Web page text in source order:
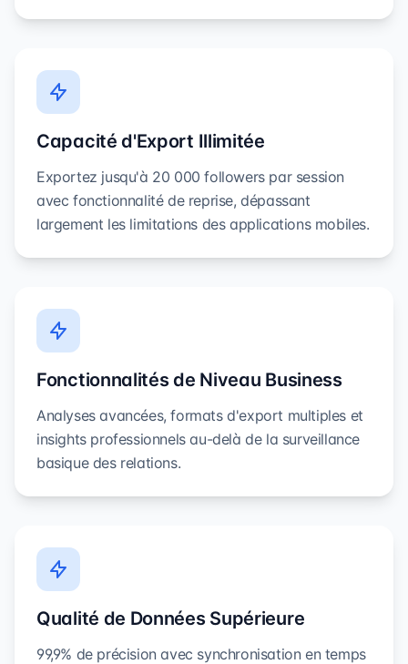
Capacité d'Export Illimitée
Exportez jusqu'à 20 000 followers par session
avec fonctionnalité de reprise, dépassant
largement les limitations des applications mobiles.
Fonctionnalités de Niveau Business
Analyses avancées, formats d'export multiples et
insights professionnels au-delà de la surveillance
basique des relations.
Qualité de Données Supérieure
99,9% de précision avec synchronisation en temps